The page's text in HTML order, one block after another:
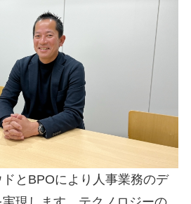
とBPOにより人事業務のデ